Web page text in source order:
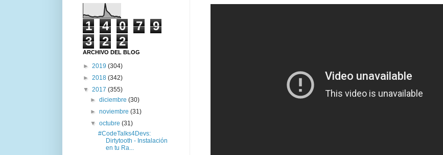
1 4 0 7
9
3
2 2
ARCHIVO DEL BLOG
► 2019 (304)
► 2018 (342)
▼ 2017 (355)
►diciembre(30)
►noviembre(31)
▼octubre(31)
#CodeTalks4Devs:
Dirtytooth - Instalación
en tu Ra...